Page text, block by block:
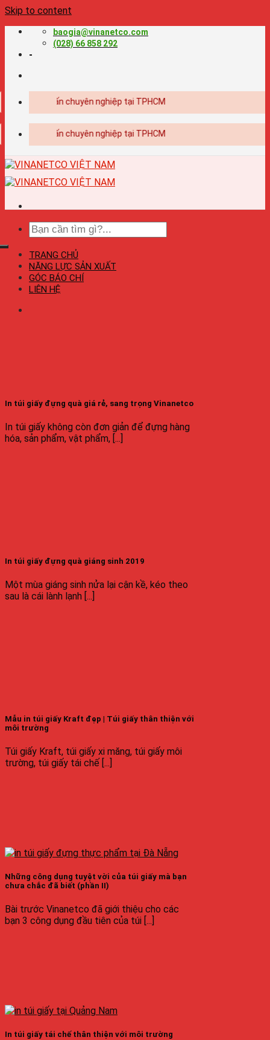
Skip to content
baogia@vinanetco.com
(028) 66 858 292
-
kế - in ấn chuyên nghiệp tại TPHCM
kế - in ấn chuyên nghiệp tại TPHCM
TRANG CHỦ
NĂNG LỰC SẢN XUẤT
GÓC BÁO CHÍ
LIÊN HỆ
In túi giấy đựng quà giá rẻ, sang trọng Vinanetco
In túi giấy không còn đơn giản để đựng hàng
hóa, sản phẩm, vật phẩm, [...]
In túi giấy đựng quà giáng sinh 2019
Một mùa giáng sinh nửa lại cận kề, kéo theo
sau là cái lành lạnh [...]
Mẫu in túi giấy Kraft đẹp | Túi giấy thân thiện với
môi trường
Túi giấy Kraft, túi giấy xi măng, túi giấy môi
trường, túi giấy tái chế [...]
Những công dụng tuyệt vời của túi giấy mà bạn
chưa chắc đã biết (phần II)
Bài trước Vinanetco đã giới thiệu cho các
bạn 3 công dụng đầu tiên của túi [...]
In túi giấy tái chế thân thiện với môi trường